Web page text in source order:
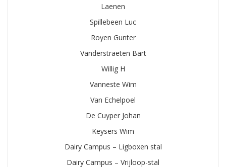
Laenen
Spillebeen Luc
Royen Gunter
Vanderstraeten Bart
Willig H
Vanneste Wim
Van Echelpoel
De Cuyper Johan
Keysers Wim
Dairy Campus – Ligboxen stal
Dairy Campus – Vrijloop-stal